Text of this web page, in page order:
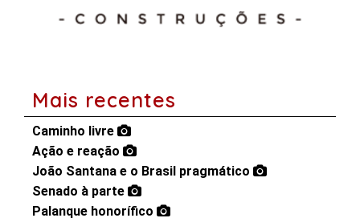
Mais recentes
Caminho livre
Ação e reação
João Santana e o Brasil pragmático
Senado à parte
Palanque honorífico